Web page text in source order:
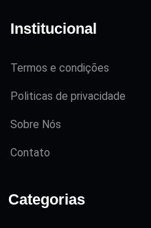
Institucional
Termos e condições
Politicas de privacidade
Sobre Nós
Contato
Categorias